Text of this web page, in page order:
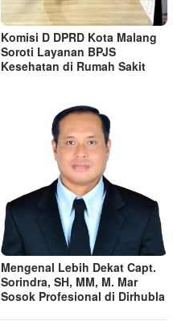
Komisi D DPRD Kota Malang
Soroti Layanan BPJS
Kesehatan di Rumah Sakit
Mengenal Lebih Dekat Capt.
Sorindra, SH, MM, M. Mar
Sosok Profesional di Dirhubla